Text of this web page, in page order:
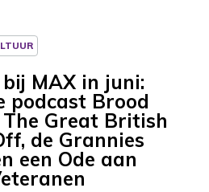
MAX in juni:
podcast Brood
The Great British
de Grannies
een Ode aan